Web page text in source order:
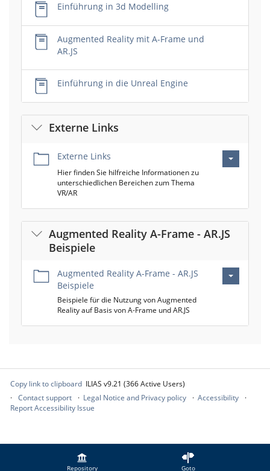
Repository Goto
Einführung in 3d Modelling
Augmented Reality mit A-Frame und
AR.JS
Einführung in die Unreal Engine
Externe Links
Externe Links
Hier finden Sie hilfreiche Informationen zu
unterschiedlichen Bereichen zum Thema
VR/AR
Augmented Reality A-Frame - AR.JS
Beispiele
Augmented Reality A-Frame - AR.JS
Beispiele
Beispiele für die Nutzung von Augmented
Reality auf Basis von A-Frame und AR.JS
Copy link to clipboard ILIAS v9.21 (366 Active Users)
Contact support
Legal Notice and Privacy policy
Accessibility
Report Accessibility Issue